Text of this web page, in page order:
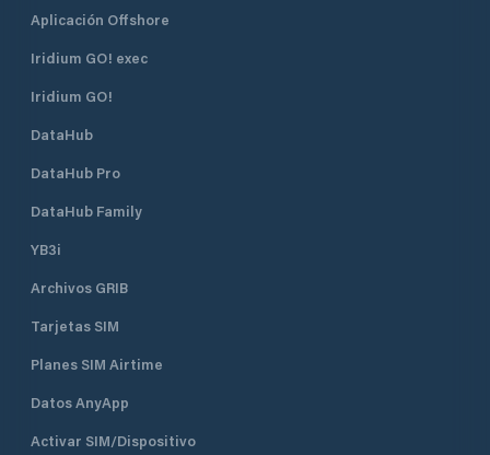
Aplicación Offshore
Iridium GO! exec
Iridium GO!
DataHub
DataHub Pro
DataHub Family
YB3i
Archivos GRIB
Tarjetas SIM
Planes SIM Airtime
Datos AnyApp
Activar SIM/Dispositivo